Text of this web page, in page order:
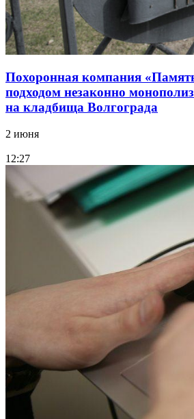
Похоронная компания
подходом незаконно
на кладбища Волгограда
2 июня
12:27